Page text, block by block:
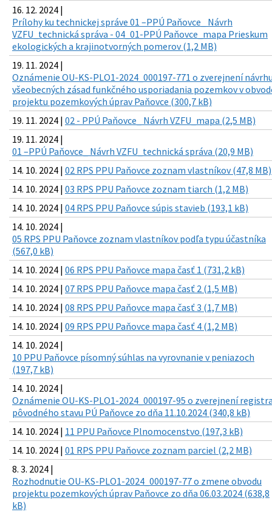
16. 12. 2024 |
Prílohy ku technickej správe 01 –PPÚ Paňovce_ Návrh
VZFU_technická správa - 04_01-PPÚ Paňovce_mapa Prieskum
ekologických a krajinotvorných pomerov (1,2 MB)
19. 11. 2024 |
Oznámenie OU-KS-PLO1-2024_000197-771 o zverejnení
všeobecných zásad funkčného usporiadania pozemkov v
projektu pozemkových úprav Paňovce (300,7 kB)
19. 11. 2024 | 02 - PPÚ Paňovce_ Návrh VZFU_mapa (2,5 MB)
19. 11. 2024 |
01 –PPÚ Paňovce_ Návrh VZFU_technická správa (20,9 MB)
14. 10. 2024 | 02 RPS PPU Paňovce zoznam vlastníkov (47,8 MB)
14. 10. 2024 | 03 RPS PPU Paňovce zoznam tiarch (1,2 MB)
14. 10. 2024 | 04 RPS PPU Paňovce súpis stavieb (193,1 kB)
14. 10. 2024 |
05 RPS PPU Paňovce zoznam vlastníkov podľa typu účastníka
(567,0 kB)
14. 10. 2024 | 06 RPS PPU Paňovce mapa časť 1 (731,2 kB)
14. 10. 2024 | 07 RPS PPU Paňovce mapa časť 2 (1,5 MB)
14. 10. 2024 | 08 RPS PPU Paňovce mapa časť 3 (1,7 MB)
14. 10. 2024 | 09 RPS PPU Paňovce mapa časť 4 (1,2 MB)
14. 10. 2024 |
10 PPU Paňovce písomný súhlas na vyrovnanie v peniazoch
(197,7 kB)
14. 10. 2024 |
Oznámenie OU-KS-PLO1-2024_000197-95 o zverejnení
pôvodného stavu PÚ Paňovce zo dňa 11.10.2024 (340,8 kB)
14. 10. 2024 | 11 PPU Paňovce Plnomocenstvo (197,3 kB)
14. 10. 2024 | 01 RPS PPU Paňovce zoznam parciel (2,2 MB)
8. 3. 2024 |
Rozhodnutie OU-KS-PLO1-2024_000197-77 o zmene obvodu
projektu pozemkových úprav Paňovce zo dňa 06.03.2024 (638,8
kB)